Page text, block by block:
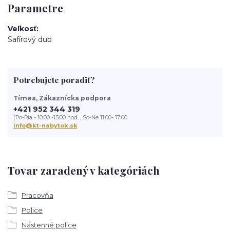
Parametre
Veľkosť
Safírový dub
Tovar zaradený v kategóriách
Pracovňa
Police
Nástenné police
Potrebujete poradiť?
Tímea, Zákaznícka podpora
+421 952 344 319
(Po-Pia - 10:00 -15:00 hod. , So-Ne 11:00- 17:00
info@kt-nabytok.sk